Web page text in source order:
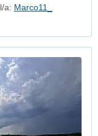
a: Marco11_